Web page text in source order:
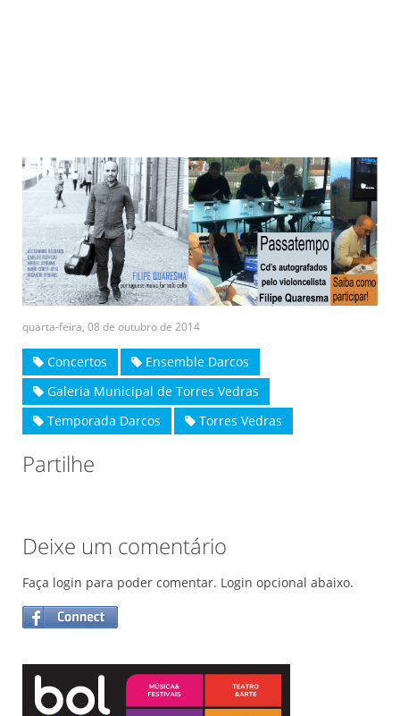
quarta-feira, 08 de outubro de 2014
Concertos
Ensemble Darcos
Galeria Municipal de Torres Vedras
Temporada Darcos
Torres Vedras
Partilhe
Deixe um comentário
Faça login para poder comentar. Login opcional abaixo.